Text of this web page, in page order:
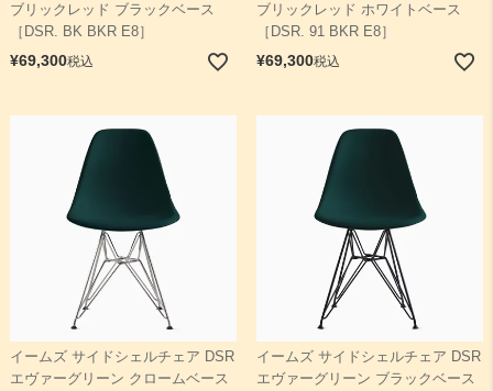
ブリックレッド ブラックベース
［DSR. BK BKR E8］
¥69,300税込
ブリックレッド ホワイトベース
［DSR. 91 BKR E8］
¥69,300税込
イームズ サイドシェルチェア DSR
エヴァーグリーン クロームベース
イームズ サイドシェルチェア DSR
エヴァーグリーン ブラックベース